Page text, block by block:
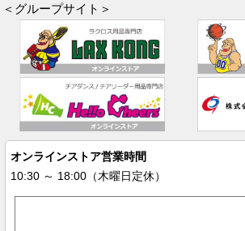
＜グループサイト＞
オンラインストア営業時間
10:30 ～ 18:00（木曜日定休）